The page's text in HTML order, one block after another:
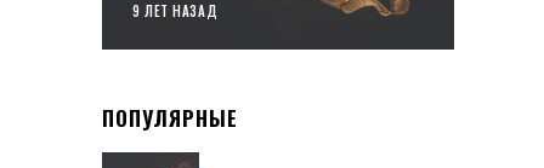
9 ЛЕТ НАЗАД
ПОПУЛЯРНЫЕ